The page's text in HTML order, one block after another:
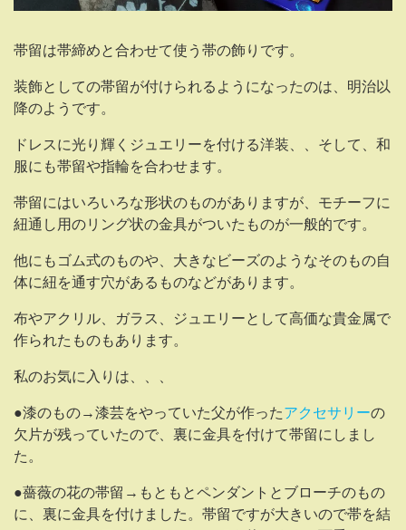
帯留は帯締めと合わせて使う帯の飾りです。
装飾としての帯留が付けられるようになったのは、明治以
降のようです。
ドレスに光り輝くジュエリーを付ける洋装、、そして、和
服にも帯留や指輪を合わせます。
帯留にはいろいろな形状のものがありますが、モチーフに
紐通し用のリング状の金具がついたものが一般的です。
他にもゴム式のものや、大きなビーズのようなそのもの自
体に紐を通す穴があるものなどがあります。
布やアクリル、ガラス、ジュエリーとして高価な貴金属で
作られたものもあります。
私のお気に入りは、、、
●漆のもの→漆芸をやっていた父が作ったアクセサリーの
欠片が残っていたので、裏に金具を付けて帯留にしまし
た。
●薔薇の花の帯留→もともとペンダントとブローチのもの
に、裏に金具を付けました。帯留ですが大きいので帯を結